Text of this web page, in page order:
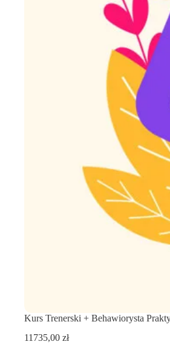
Kurs Trenerski + Behawiorysta
11735,00 zł